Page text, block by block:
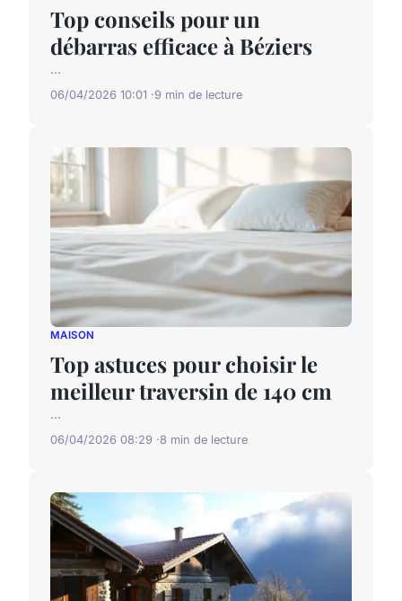
Top conseils pour un
débarras efficace à Béziers
...
06/04/2026 10:01 9 min de lecture
MAISON
Top astuces pour choisir le
meilleur traversin de 140 cm
...
06/04/2026 08:29 8 min de lecture